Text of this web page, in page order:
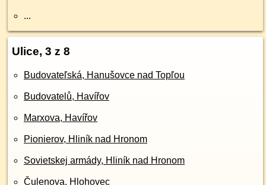
...
Ulice, 3 z 8
Budovateľská, Hanušovce nad Topľou
Budovatelů, Havířov
Marxova, Havířov
Pionierov, Hliník nad Hronom
Sovietskej armády, Hliník nad Hronom
Čulenova, Hlohovec